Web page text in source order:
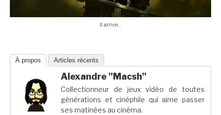
Il arrive…
À propos Articles récents
Alexandre "Macsh"
Collectionneur de jeux vidéo de toutes
générations et cinéphile qui aime passer
ses matinées au cinéma.